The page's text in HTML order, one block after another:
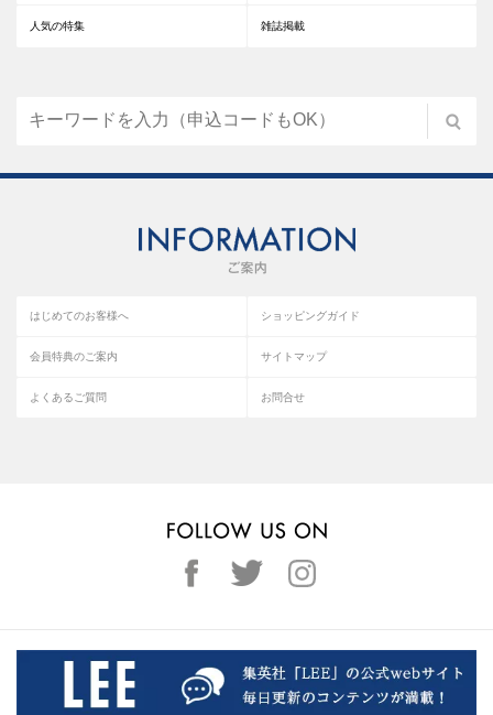
人気の特集 雑誌掲載
はじめてのお客様へ ショッピングガイド
会員特典のご案内 サイトマップ
よくあるご質問 お問合せ